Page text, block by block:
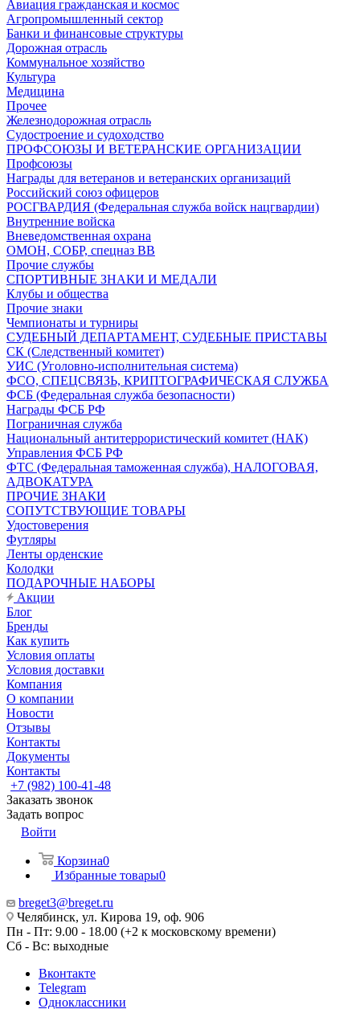
Авиация гражданская и космос
Агропромышленный сектор
Банки и финансовые структуры
Дорожная отрасль
Коммунальное хозяйство
Культура
Медицина
Прочее
Железнодорожная отрасль
Судостроение и судоходство
ПРОФСОЮЗЫ И ВЕТЕРАНСКИЕ ОРГАНИЗАЦИИ
Профсоюзы
Награды для ветеранов и ветеранских организаций
Российский союз офицеров
РОСГВАРДИЯ (Федеральная служба войск нацгвардии)
Внутренние войска
Вневедомственная охрана
ОМОН, СОБР, спецназ ВВ
Прочие службы
СПОРТИВНЫЕ ЗНАКИ И МЕДАЛИ
Клубы и общества
Прочие знаки
Чемпионаты и турниры
СУДЕБНЫЙ ДЕПАРТАМЕНТ, СУДЕБНЫЕ ПРИСТАВЫ
СК (Следственный комитет)
УИС (Уголовно-исполнительная система)
ФСО, СПЕЦСВЯЗЬ, КРИПТОГРАФИЧЕСКАЯ СЛУЖБА
ФСБ (Федеральная служба безопасности)
Награды ФСБ РФ
Пограничная служба
Национальный антитеррористический комитет (НАК)
Управления ФСБ РФ
ФТС (Федеральная таможенная служба), НАЛОГОВАЯ,
АДВОКАТУРА
ПРОЧИЕ ЗНАКИ
СОПУТСТВУЮЩИЕ ТОВАРЫ
Удостоверения
Футляры
Ленты орденские
Колодки
ПОДАРОЧНЫЕ НАБОРЫ
Акции
Блог
Бренды
Как купить
Условия оплаты
Условия доставки
Компания
О компании
Новости
Отзывы
Контакты
Документы
Контакты
+7 (982) 100-41-48
Заказать звонок
Задать вопрос
Войти
Корзина0
Избранные товары0
breget3@breget.ru
Челябинск, ул. Кирова 19, оф. 906
Пн - Пт: 9.00 - 18.00 (+2 к московскому времени)
Сб - Вс: выходные
Вконтакте
Telegram
Одноклассники